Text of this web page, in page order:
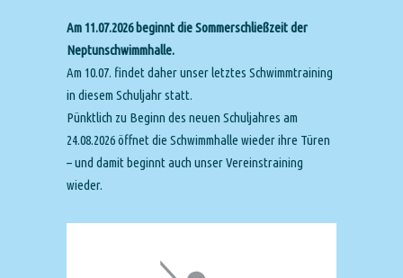
Am 11.07.2026 beginnt die Sommerschließzeit der
Neptunschwimmhalle.
Am 10.07. findet daher unser letztes Schwimmtraining
in diesem Schuljahr statt.
Pünktlich zu Beginn des neuen Schuljahres am
24.08.2026 öffnet die Schwimmhalle wieder ihre Türen
– und damit beginnt auch unser Vereinstraining
wieder.